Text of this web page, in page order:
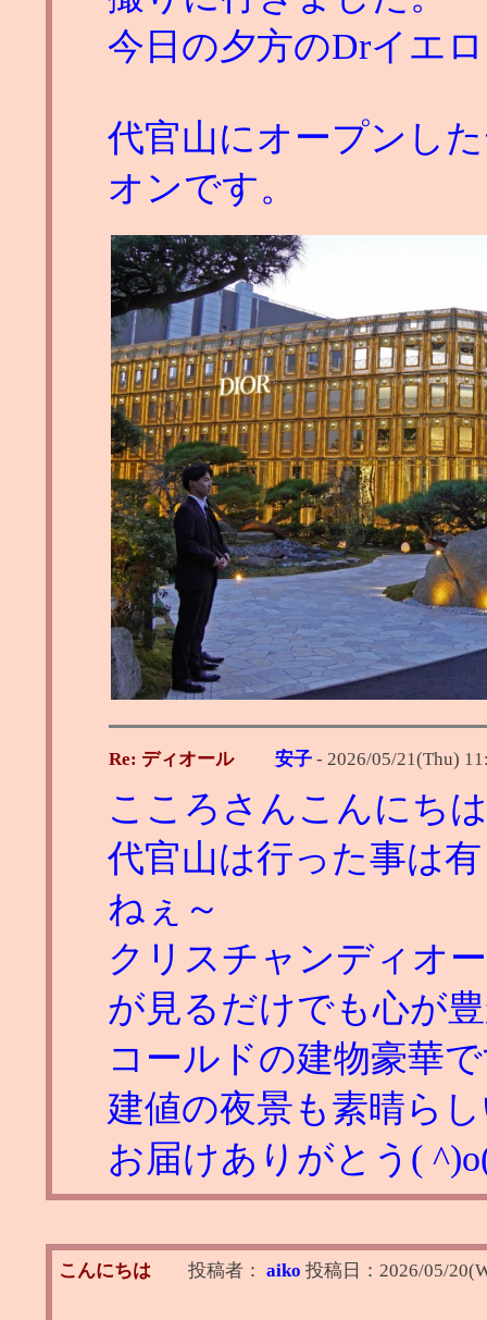
今日の夕方のDrイエ
代官山にオープンし
オンです。
Re: ディオール 安子 - 2026/05/21(Thu)
こころさんこんにち
代官山は行った事は
ねぇ～
クリスチャンディオ
が見るだけでも心が
コールドの建物豪華
建値の夜景も素晴らし
お届けありがとう(
こんにちは 投稿者： aiko 投稿日： 2026/05/